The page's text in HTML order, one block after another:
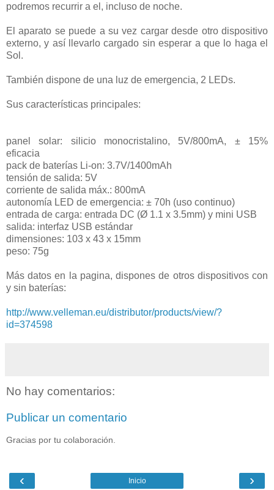
podremos recurrir a el, incluso de noche.
El aparato se puede a su vez cargar desde otro dispositivo
externo, y así llevarlo cargado sin esperar a que lo haga el
Sol.
También dispone de una luz de emergencia, 2 LEDs.
Sus características principales:
panel solar: silicio monocristalino, 5V/800mA, ± 15%
eficacia
pack de baterías Li-on: 3.7V/1400mAh
tensión de salida: 5V
corriente de salida máx.: 800mA
autonomía LED de emergencia: ± 70h (uso continuo)
entrada de carga: entrada DC (Ø 1.1 x 3.5mm) y mini USB
salida: interfaz USB estándar
dimensiones: 103 x 43 x 15mm
peso: 75g
Más datos en la pagina, dispones de otros dispositivos con
y sin baterías:
http://www.velleman.eu/distributor/products/view/?
id=374598
No hay comentarios:
Publicar un comentario
Gracias por tu colaboración.
‹ ›
Inicio